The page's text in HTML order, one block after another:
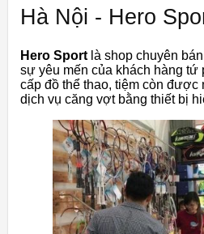
Hà Nội - Hero
Hero Sport là shop chuyên
sự yêu mến của khách hàng
cấp đồ thể thao, tiệm còn
dịch vụ căng vợt bằng thiết bị